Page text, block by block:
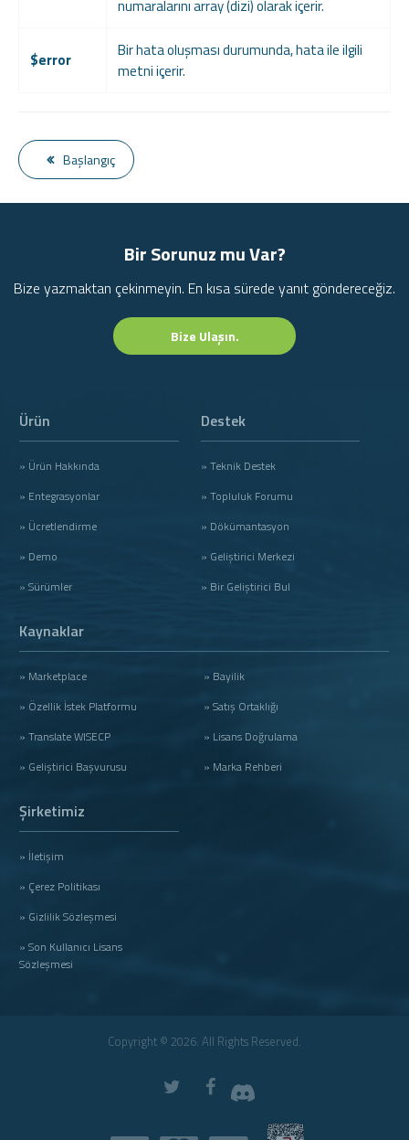
numaralarını array (dizi) olarak içerir.
$error
Bir hata oluşması durumunda, hata ile ilgili
metni içerir.
Başlangıç
Bir Sorunuz mu Var?
Bize yazmaktan çekinmeyin. En kısa sürede yanıt göndereceğiz.
Bize Ulaşın.
Ürün
» Ürün Hakkında
» Entegrasyonlar
» Ücretlendirme
» Demo
» Sürümler
Destek
» Teknik Destek
» Topluluk Forumu
» Dökümantasyon
» Geliştirici Merkezi
» Bir Geliştirici Bul
Kaynaklar
» Marketplace
» Özellik İstek Platformu
» Translate WISECP
» Geliştirici Başvurusu
» Bayilik
» Satış Ortaklığı
» Lisans Doğrulama
» Marka Rehberi
Şirketimiz
» İletişim
» Çerez Politikası
» Gizlilik Sözleşmesi
» Son Kullanıcı Lisans
Sözleşmesi
Copyright © 2026. All Rights Reserved.